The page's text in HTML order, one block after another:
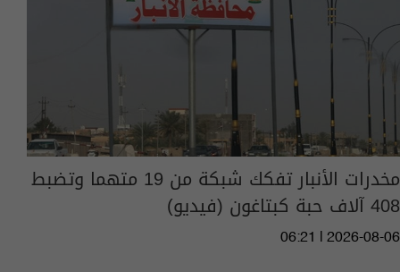
مخدرات الأنبار تفكك شبكة من 19 متهما وتضبط
408 آلاف حبة كبتاغون (فيديو)
06:21 | 2026-08-06